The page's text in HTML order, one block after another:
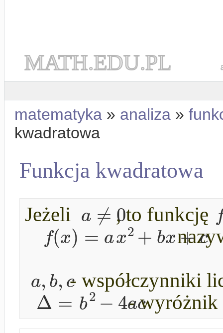
MATH.EDU.PL
matematyka » analiza »
kwadratowa
Funkcja kwadratowa
Jeżeli a ≠ 0
, to funkcję
f(x) = ax2 + bx+c
a,b,c
- współczynniki
Δ = b2 −4ac
- wyróżnik